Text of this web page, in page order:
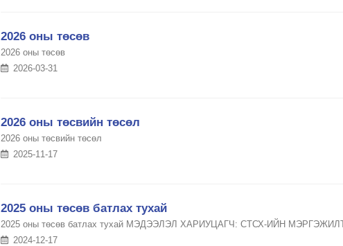
2026 оны төсөв
2026 оны төсөв
2026-03-31
2026 оны төсвийн төсөл
2026 оны төсвийн төсөл
2025-11-17
2025 оны төсөв батлах тухай
2025 оны төсөв батлах тухай МЭДЭЭЛЭЛ ХАРИУЦАГЧ: СТСХ-ИЙН
2024-12-17